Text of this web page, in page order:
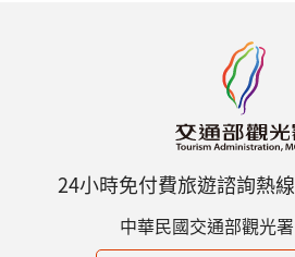
24小時免付費旅遊諮詢熱線
中華民國交通部觀光